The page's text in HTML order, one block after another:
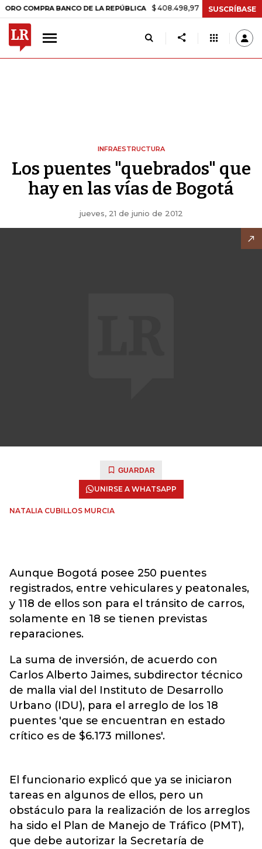
BANCO DE LA REPÚBLICA $ 408.498,97 +$ 8.753,81 +2,19%
SUSCRÍBASE
INFRAESTRUCTURA
Los puentes "quebrados" que
hay en las vías de Bogotá
jueves, 21 de junio de 2012
GUARDAR
UNIRSE A WHATSAPP
NATALIA CUBILLOS MURCIA
Aunque Bogotá posee 250 puentes
registrados, entre vehiculares y peatonales,
y 118 de ellos son para el tránsito de carros,
solamente en 18 se tienen previstas
reparaciones.
La suma de inversión, de acuerdo con
Carlos Alberto Jaimes, subdirector técnico
de malla vial del Instituto de Desarrollo
Urbano (IDU), para el arreglo de los 18
puentes 'que se encuentran en estado
crítico es de $6.173 millones'.
El funcionario explicó que ya se iniciaron
tareas en algunos de ellos, pero un
obstáculo para la realización de los arreglos
ha sido el Plan de Manejo de Tráfico (PMT),
que debe autorizar la Secretaría de